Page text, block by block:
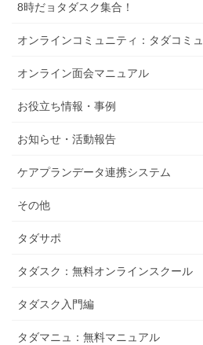
8時だョタダスク集合！
オンラインコミュニティ：タダコミュ
オンライン面会マニュアル
お役立ち情報・事例
お知らせ・活動報告
ケアプランデータ連携システム
その他
タダサポ
タダスク：無料オンラインスクール
タダスク入門編
タダマニュ：無料マニュアル